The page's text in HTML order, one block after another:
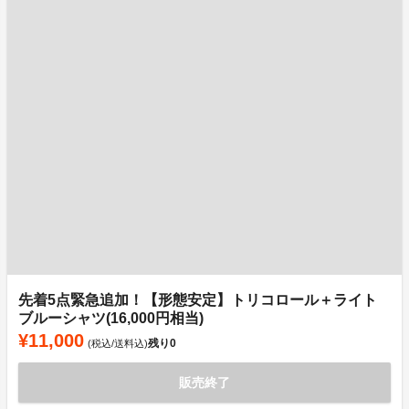
先着5点緊急追加！【形態安定】トリコロール＋ライト
ブルーシャツ(16,000円相当)
¥11,000 (税込/送料込)残り0
販売終了